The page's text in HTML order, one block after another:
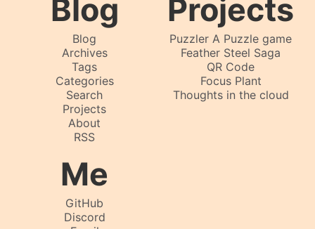
Blog
Blog
Archives
Tags
Categories
Search
Projects
About
RSS
Projects
Puzzler A Puzzle game
Feather Steel Saga
QR Code
Focus Plant
Thoughts in the cloud
Me
GitHub
Discord